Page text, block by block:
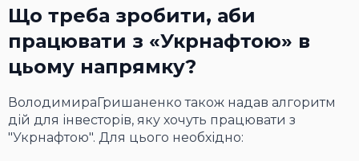
Що треба зробити, аби
працювати з «Укрнафтою» в
цьому напрямку?
ВолодимираГришаненко також надав алгоритм
дій для інвесторів, яку хочуть працювати з
"Укрнафтою". Для цього необхідно: